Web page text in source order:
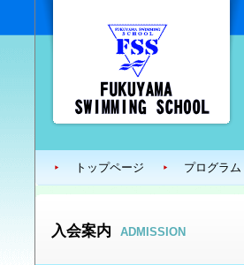
入会案内 ADMISSION
トップページ プログラム